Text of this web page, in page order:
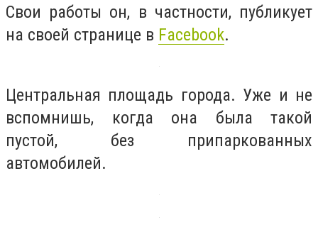
Свои работы он, в частности, публикует
на своей странице в Facebook.
Центральная площадь города. Уже и не
вспомнишь, когда она была такой
пустой, без припаркованных
автомобилей.